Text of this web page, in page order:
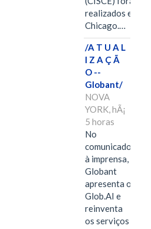
realizados em
Chicago.…
/A T U A L
I Z A Ç Ã
O --
Globant/
NOVA
YORK, hÃ¡
5 horas
No
comunicado
à imprensa,
Globant
apresenta o
Glob.AI e
reinventa
os serviços